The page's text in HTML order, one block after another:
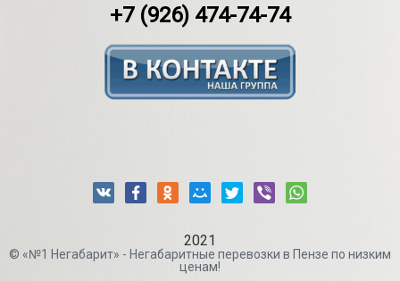
+7 (926) 474-74-74
2021
© «№1 Негабарит» - Негабаритные перевозки в Пензе по низким
ценам!